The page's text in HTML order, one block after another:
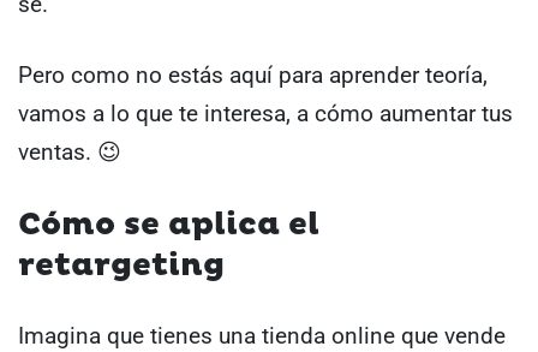
Pero como no estás aquí para aprender teoría,
vamos a lo que te interesa, a cómo aumentar tus
ventas. 😉
Cómo se aplica el
retargeting
Imagina que tienes una tienda online que vende